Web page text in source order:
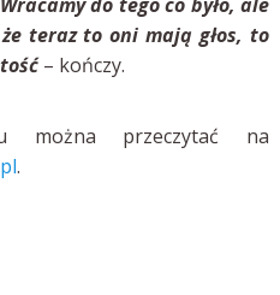
teraz to oni mają głos, to
– kończy.
można przeczytać na
.